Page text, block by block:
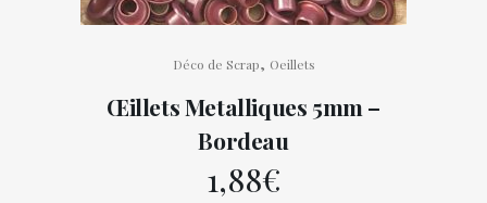
Déco de Scrap, Oeillets
Œillets Metalliques 5mm –
Bordeau
1,88€